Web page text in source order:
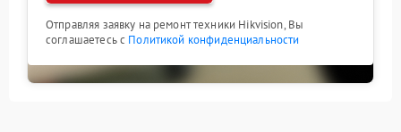
Отправляя заявку на ремонт техники Hikvision, Вы
соглашаетесь с Политикой конфиденциальности